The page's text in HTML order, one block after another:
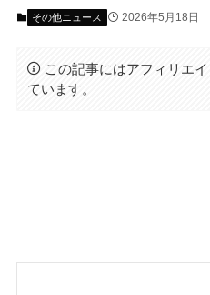
その他ニュース 2026年5月18日
この記事にはアフィリエ
ています。